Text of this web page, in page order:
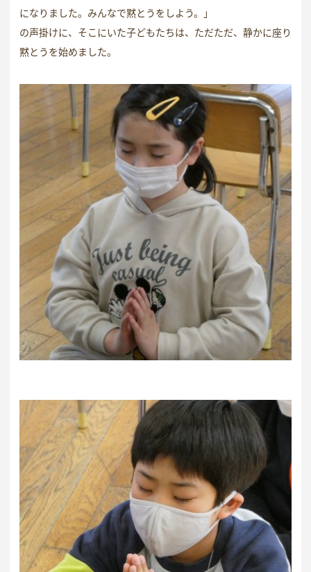
になりました。みんなで黙とうをしよう。」
の声掛けに、そこにいた子どもたちは、ただただ、静かに座り
黙とうを始めました。